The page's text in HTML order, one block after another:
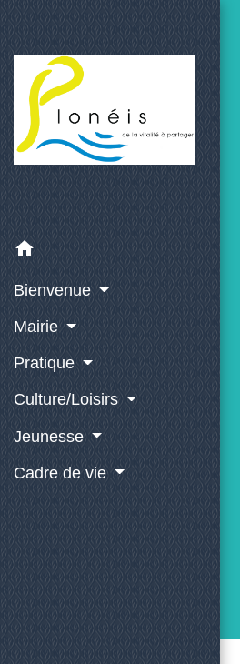
home
Bienvenue
Mairie
Pratique
Culture/Loisirs
Jeunesse
Cadre de vie